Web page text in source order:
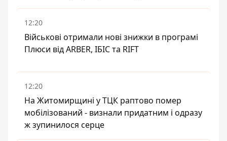
12:20
Військові отримали нові знижки в програмі
Плюси від ARBER, ІБІС та RIFT
12:20
На Житомирщині у ТЦК раптово помер
мобілізований - визнали придатним і одразу
ж зупинилося серце